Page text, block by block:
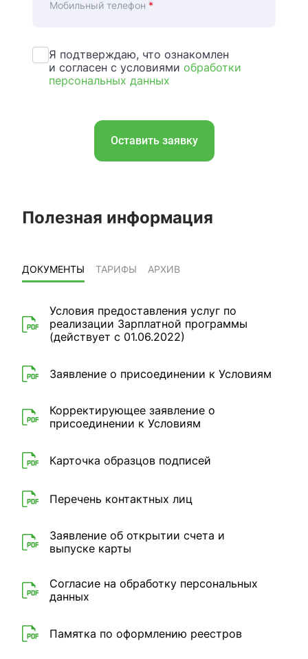
Мобильный телефон *
Я подтверждаю, что ознакомлен
и согласен с условиями обработки
персональных данных
Оставить заявку
Полезная информация
ДОКУМЕНТЫ ТАРИФЫ АРХИВ
Условия предоставления услуг по
реализации Зарплатной программы
(действует с 01.06.2022)
Заявление о присоединении к Условиям
Корректирующее заявление о
присоединении к Условиям
Карточка образцов подписей
Перечень контактных лиц
Заявление об открытии счета и
выпуске карты
Согласие на обработку персональных
данных
Памятка по оформлению реестров